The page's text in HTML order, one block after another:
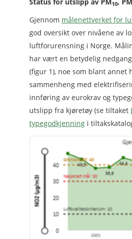
10
Gjennom målenettverket for
god oversikt over nivåene av
luftforurensning i Norge.
har vært en betydelig
(figur 1), noe som blant annet
sammenheng med
innføring av eurokrav og
utslipp fra kjøretøy (se tiltaket
typegodkjenning i